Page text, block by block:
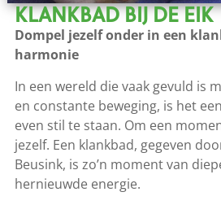
KLANKBAD BIJ DE EIK
Dompel jezelf onder in een
harmonie
In een wereld die vaak gevuld is
en constante beweging, is het
even stil te staan. Om een
jezelf. Een klankbad, gegeven
Beusink, is zo’n moment van
hernieuwde energie.